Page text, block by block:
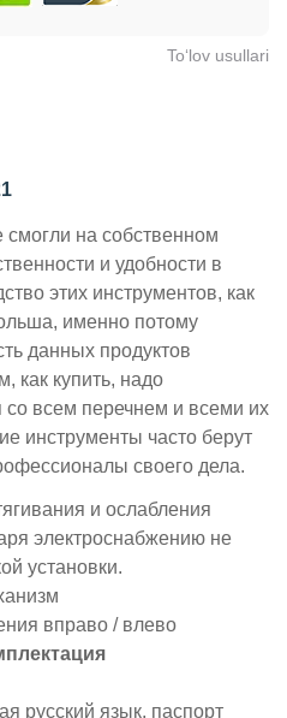
To‘lov usullari
смогли на собственном
и удобности в
этих инструментов, как
именно потому
данных продуктов
как купить, надо
со всем перечнем и всеми их
инструменты часто берут
своего дела.
и ослабления
электроснабжению не
установки.
вправо / влево
русский язык, паспорт